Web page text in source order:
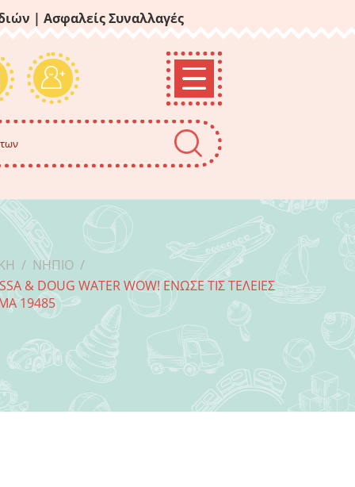
| Ασφαλείς Συναλλαγές
/ ΝΉΠΙΟ /
& DOUG WATER WOW! ΈΝΩΣΕ ΤΙΣ ΤΕΛΕΊΕΣ
19485